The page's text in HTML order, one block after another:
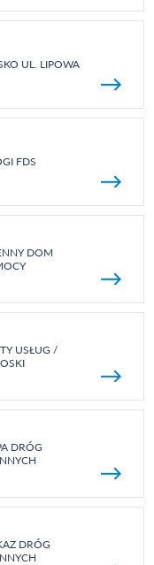
UL. LIPOWA
FDS
DOM
USŁUG /
DRÓG
DRÓG